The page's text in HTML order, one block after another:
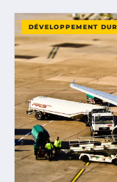
DÉVELOPPEMENT